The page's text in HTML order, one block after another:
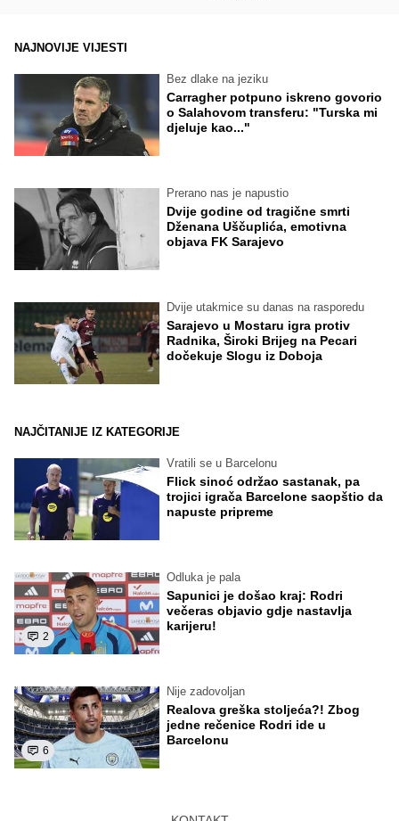
NAJNOVIJE VIJESTI
Bez dlake na jeziku
Carragher potpuno iskreno govorio
o Salahovom transferu: "Turska mi
djeluje kao..."
Prerano nas je napustio
Dvije godine od tragične smrti
Dženana Uščuplića, emotivna
objava FK Sarajevo
Dvije utakmice su danas na rasporedu
Sarajevo u Mostaru igra protiv
Radnika, Široki Brijeg na Pecari
dočekuje Slogu iz Doboja
NAJČITANIJE IZ KATEGORIJE
Vratili se u Barcelonu
Flick sinoć održao sastanak, pa
trojici igrača Barcelone saopštio da
napuste pripreme
2
Odluka je pala
Sapunici je došao kraj: Rodri
večeras objavio gdje nastavlja
karijeru!
6
Nije zadovoljan
Realova greška stoljeća?! Zbog
jedne rečenice Rodri ide u
Barcelonu